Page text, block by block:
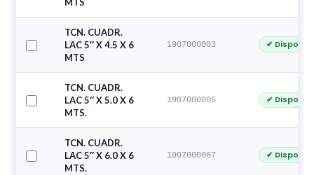
TCN. CUADR.
LAC 5″ X 4.5 X 6
MTS
1907000003 ✔
TCN. CUADR.
LAC 5″ X 5.0 X 6
MTS.
1907000005 ✔
TCN. CUADR.
LAC 5″ X 6.0 X 6
MTS.
1907000007 ✔